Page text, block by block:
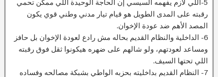
5-اللي لازم يفهمه السيسي إن الحاجة الوحيدة اللي ممكن تحمي
رقبته على المدى الطويل هو قيام تيار مدني وطني قوي يكون
المصد الأهم ضد عودة الإخوان.
6- الداخلية والنظام القديم بحاله مش رادع لعودة الإخوان بل حافز
ومساعد لعودتهم، ولو شالهم على ضهره هيكونوا ثقل فوق رقبته
اللي تحتها السيف.
7- النظام القديم بداخليته بحزبه الواطي بشبكة مصالحه وفساده